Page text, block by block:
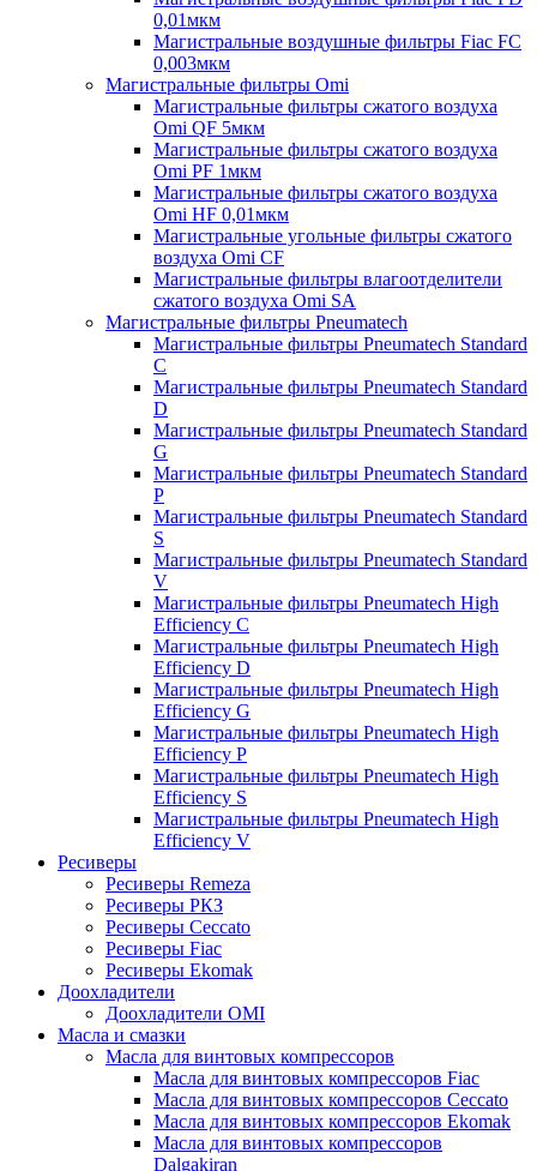
0,01мкм
Магистральные воздушные фильтры Fiac FC
0,003мкм
Магистральные фильтры Omi
Магистральные фильтры сжатого воздуха
Omi QF 5мкм
Магистральные фильтры сжатого воздуха
Omi PF 1мкм
Магистральные фильтры сжатого воздуха
Omi HF 0,01мкм
Магистральные угольные фильтры сжатого
воздуха Omi CF
Магистральные фильтры влагоотделители
сжатого воздуха Omi SA
Магистральные фильтры Pneumatech
Магистральные фильтры Pneumatech Standard
C
Магистральные фильтры Pneumatech Standard
D
Магистральные фильтры Pneumatech Standard
G
Магистральные фильтры Pneumatech Standard
P
Магистральные фильтры Pneumatech Standard
S
Магистральные фильтры Pneumatech Standard
V
Магистральные фильтры Pneumatech High
Efficiency C
Магистральные фильтры Pneumatech High
Efficiency D
Магистральные фильтры Pneumatech High
Efficiency G
Магистральные фильтры Pneumatech High
Efficiency P
Магистральные фильтры Pneumatech High
Efficiency S
Магистральные фильтры Pneumatech High
Efficiency V
Ресиверы
Ресиверы Remeza
Ресиверы РКЗ
Ресиверы Ceccato
Ресиверы Fiac
Ресиверы Ekomak
Доохладители
Доохладители OMI
Масла и смазки
Масла для винтовых компрессоров
Масла для винтовых компрессоров Fiac
Масла для винтовых компрессоров Ceccato
Масла для винтовых компрессоров Ekomak
Масла для винтовых компрессоров
Dalgakiran